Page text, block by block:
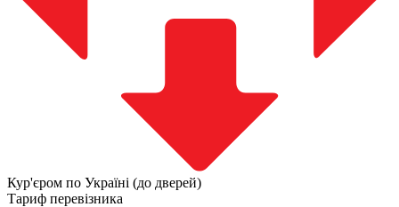
Кур'єром по Україні (до дверей)
Тариф перевізника